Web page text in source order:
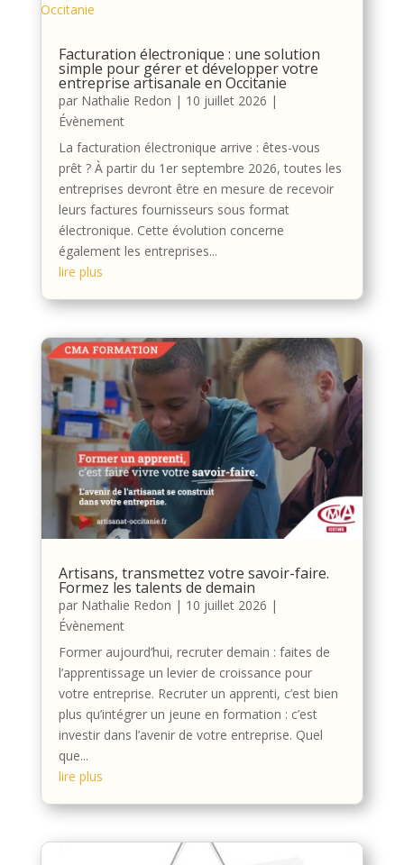
Facturation électronique : une solution
simple pour gérer et développer votre
entreprise artisanale en Occitanie
par Nathalie Redon | 10 juillet 2026 |
Évènement
La facturation électronique arrive : êtes-vous
prêt ? À partir du 1er septembre 2026, toutes les
entreprises devront être en mesure de recevoir
leurs factures fournisseurs sous format
électronique. Cette évolution concerne
également les entreprises...
lire plus
Artisans, transmettez votre savoir-faire.
Formez les talents de demain
par Nathalie Redon | 10 juillet 2026 |
Évènement
Former aujourd’hui, recruter demain : faites de
l’apprentissage un levier de croissance pour
votre entreprise. Recruter un apprenti, c’est bien
plus qu’intégrer un jeune en formation : c’est
investir dans l’avenir de votre entreprise. Quel
que...
lire plus